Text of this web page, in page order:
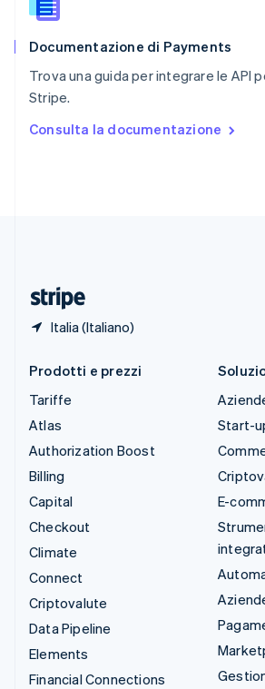
Documentazione di Payments
Trova una guida per integrare le API
Stripe.
Consulta la documentazione
Italia (Italiano)
Slovacchia
Slovenia
Spagna
Español
English Español简体中文
Prodotti e prezzi
Tariffe
Atlas
Authorization Boost
Billing
Capital
Checkout
Climate
Connect
Criptovalute
Data Pipeline
Elements
Financial Connections
Start-
E-